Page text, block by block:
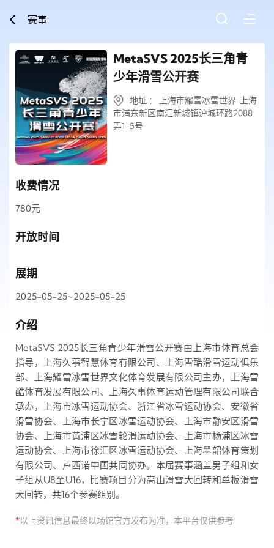
赛事
MetaSVS 2025长三角青
少年滑雪公开赛
地址 ： 上海市耀雪冰雪世界 上海
市浦东新区南汇新城镇沪城环路2088
弄1-5号
收费情况
780元
开放时间
展期
2025-05-25~2025-05-25
介绍
MetaSVS 2025长三角青少年滑雪公开赛由上海市体育总会
指导，上海久事智慧体育有限公司、上海雪酷滑雪运动俱乐
部、上海耀雪冰雪世界文化体育发展有限公司主办，上海雪
酷体育发展有限公司、上海久事体育运动管理有限公司联合
承办，上海市冰雪运动协会、浙江省冰雪运动协会、安徽省
滑雪协会、上海市长宁区冰雪运动协会、上海市静安区滑雪
协会、上海市黄浦区冰雪轮滑运动协会、上海市杨浦区冰雪
运动协会、上海市徐汇区冰雪运动协会、上海墨韶体育策划
有限公司、卢西诺中国共同协办。本届赛事涵盖男子组和女
子组从U8至U16，比赛项目分为高山滑雪大回转和单板滑雪
大回转，共16个参赛组别。
*以上资讯信息最终以场馆官方发布为准，本平台仅供参考